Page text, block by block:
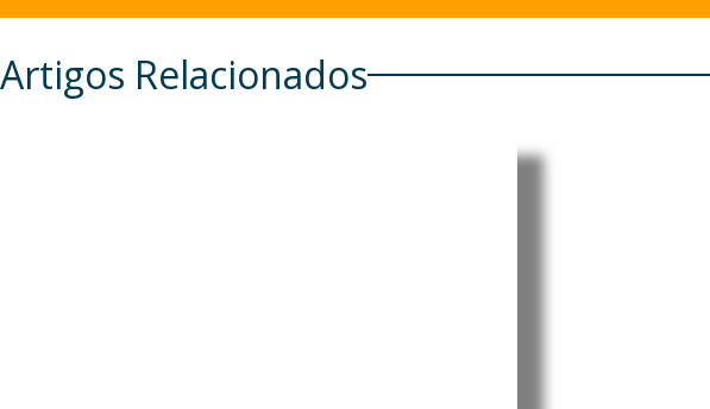
Artigos Relacionados